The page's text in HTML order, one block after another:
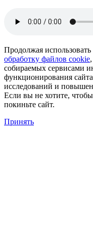
Продолжая
обработку файлов cookie
собираемых сервисами
функционирования
исследований и
Если вы не хотите,
покиньте сайт.
Принять